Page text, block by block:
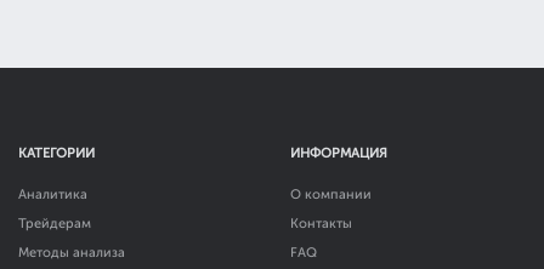
КАТЕГОРИИ
Аналитика
Трейдерам
Методы анализа
ИНФОРМАЦИЯ
О компании
Контакты
FAQ